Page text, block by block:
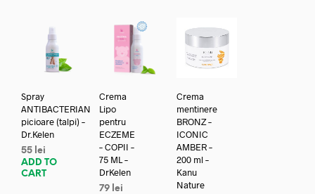
Spray
ANTIBACTERIAN
picioare (talpi) –
Dr.Kelen
55 lei
ADD TO
CART
Crema
Lipo
pentru
ECZEME
– COPII –
75 ML –
DrKelen
79 lei
Crema
mentinere
BRONZ –
ICONIC
AMBER –
200 ml –
Kanu
Nature